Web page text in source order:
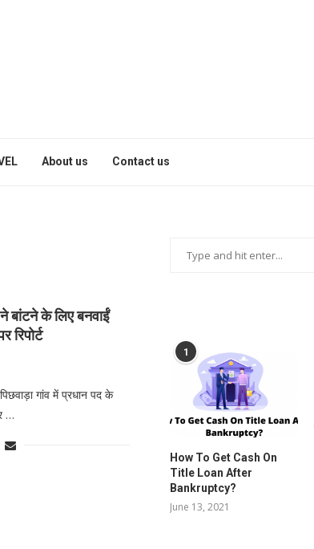
About us Contact us
बांटने के लिए बनवाईं
गांव में प्रधान पद के
…
1
How To Get Cash On
Title Loan After
Bankruptcy?
June 13, 2021